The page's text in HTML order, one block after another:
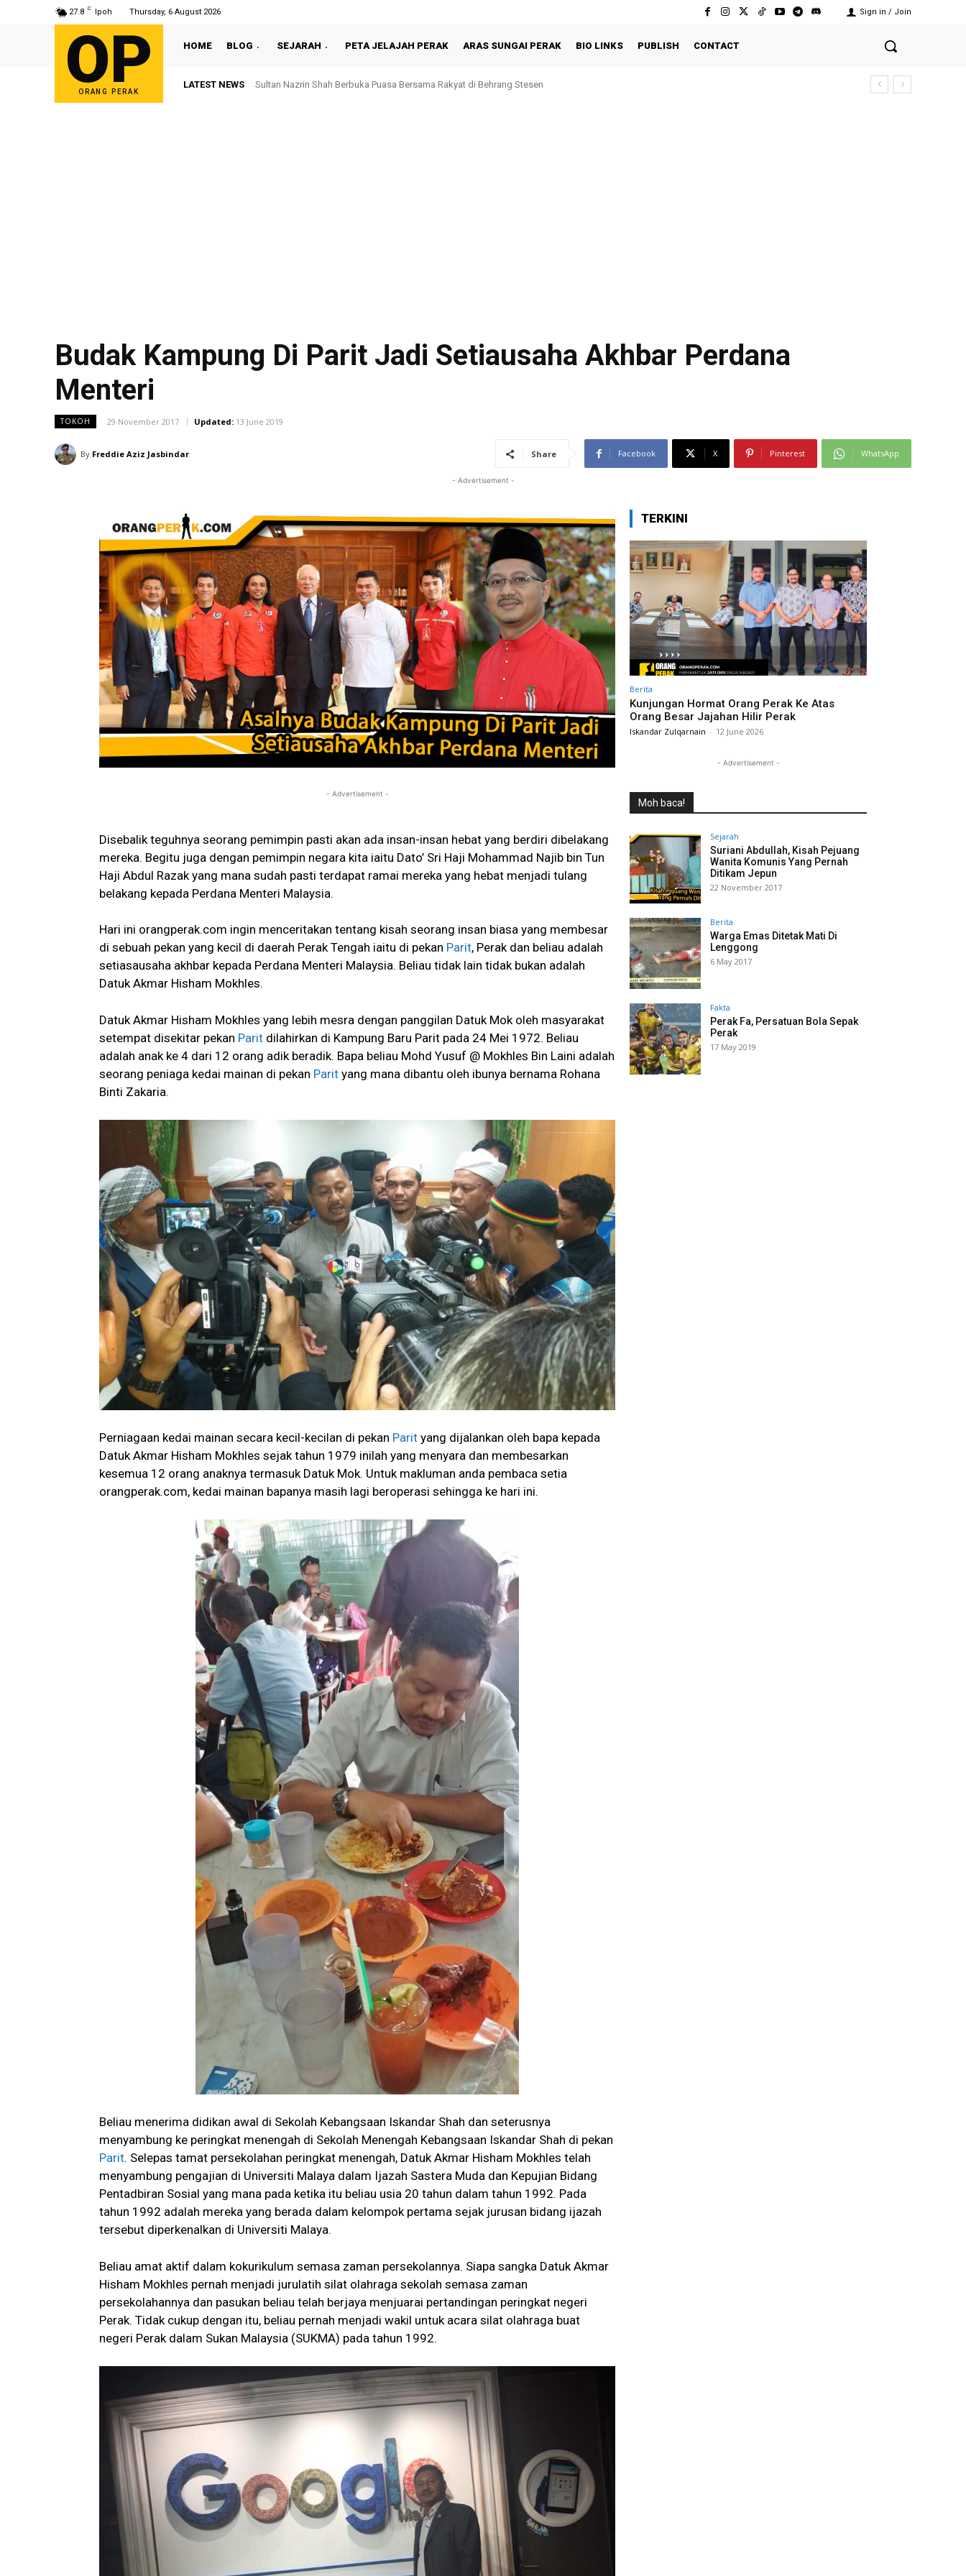
27.8 C Ipoh Thursday, 6 August 2026 Sign in / Join
OP
ORANG PERAK
HOME BLOG SEJARAH PETA JELAJAH PERAK ARAS SUNGAI PERAK BIO LINKS PUBLISH CONTACT
LATEST NEWS Bekas ADUN Tronoh, Perak Kekal Ke Penjara: Rayuan Akhir Paul Yong Ditolak Mahkamah Persekutuan
Budak Kampung Di Parit Jadi Setiausaha Akhbar Perdana
Menteri
TOKOH 29 November 2017 Updated: 13 June 2019
By Freddie Aziz Jasbindar Share Facebook X Pinterest WhatsApp
- Advertisement -
- Advertisement -
Disebalik teguhnya seorang pemimpin pasti akan ada insan-insan hebat yang berdiri dibelakang
mereka. Begitu juga dengan pemimpin negara kita iaitu Dato’ Sri Haji Mohammad Najib bin Tun
Haji Abdul Razak yang mana sudah pasti terdapat ramai mereka yang hebat menjadi tulang
belakang kepada Perdana Menteri Malaysia.
Hari ini orangperak.com ingin menceritakan tentang kisah seorang insan biasa yang membesar
di sebuah pekan yang kecil di daerah Perak Tengah iaitu di pekan Parit, Perak dan beliau adalah
setiasausaha akhbar kepada Perdana Menteri Malaysia. Beliau tidak lain tidak bukan adalah
Datuk Akmar Hisham Mokhles.
Datuk Akmar Hisham Mokhles yang lebih mesra dengan panggilan Datuk Mok oleh masyarakat
setempat disekitar pekan Parit dilahirkan di Kampung Baru Parit pada 24 Mei 1972. Beliau
adalah anak ke 4 dari 12 orang adik beradik. Bapa beliau Mohd Yusuf @ Mokhles Bin Laini adalah
seorang peniaga kedai mainan di pekan Parit yang mana dibantu oleh ibunya bernama Rohana
Binti Zakaria.
Perniagaan kedai mainan secara kecil-kecilan di pekan Parit yang dijalankan oleh bapa kepada
Datuk Akmar Hisham Mokhles sejak tahun 1979 inilah yang menyara dan membesarkan
kesemua 12 orang anaknya termasuk Datuk Mok. Untuk makluman anda pembaca setia
orangperak.com, kedai mainan bapanya masih lagi beroperasi sehingga ke hari ini.
Beliau menerima didikan awal di Sekolah Kebangsaan Iskandar Shah dan seterusnya
menyambung ke peringkat menengah di Sekolah Menengah Kebangsaan Iskandar Shah di pekan
Parit. Selepas tamat persekolahan peringkat menengah, Datuk Akmar Hisham Mokhles telah
menyambung pengajian di Universiti Malaya dalam Ijazah Sastera Muda dan Kepujian Bidang
Pentadbiran Sosial yang mana pada ketika itu beliau usia 20 tahun dalam tahun 1992. Pada
tahun 1992 adalah mereka yang berada dalam kelompok pertama sejak jurusan bidang ijazah
tersebut diperkenalkan di Universiti Malaya.
Beliau amat aktif dalam kokurikulum semasa zaman persekolannya. Siapa sangka Datuk Akmar
Hisham Mokhles pernah menjadi jurulatih silat olahraga sekolah semasa zaman
persekolahannya dan pasukan beliau telah berjaya menjuarai pertandingan peringkat negeri
Perak. Tidak cukup dengan itu, beliau pernah menjadi wakil untuk acara silat olahraga buat
negeri Perak dalam Sukan Malaysia (SUKMA) pada tahun 1992.
TERKINI
Berita
Kunjungan Hormat Orang Perak Ke Atas
Orang Besar Jajahan Hilir Perak
Iskandar Zulqarnain - 12 June 2026
- Advertisement -
Moh baca!
Sejarah
Suriani Abdullah, Kisah Pejuang
Wanita Komunis Yang Pernah
Ditikam Jepun
22 November 2017
Berita
Warga Emas Ditetak Mati Di
Lenggong
6 May 2017
Fakta
Perak Fa, Persatuan Bola Sepak
Perak
17 May 2019